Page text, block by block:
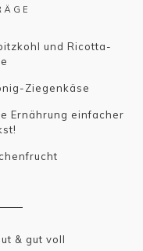
und Ricotta-
Ziegenkäse
Ernährung einfacher
& gut voll